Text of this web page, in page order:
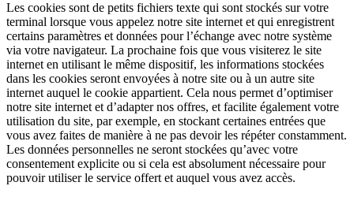
Les cookies sont de petits fichiers texte qui sont stockés sur votre
terminal lorsque vous appelez notre site internet et qui enregistrent
certains paramètres et données pour l’échange avec notre système
via votre navigateur. La prochaine fois que vous visiterez le site
internet en utilisant le même dispositif, les informations stockées
dans les cookies seront envoyées à notre site ou à un autre site
internet auquel le cookie appartient. Cela nous permet d’optimiser
notre site internet et d’adapter nos offres, et facilite également votre
utilisation du site, par exemple, en stockant certaines entrées que
vous avez faites de manière à ne pas devoir les répéter constamment.
Les données personnelles ne seront stockées qu’avec votre
consentement explicite ou si cela est absolument nécessaire pour
pouvoir utiliser le service offert et auquel vous avez accès.